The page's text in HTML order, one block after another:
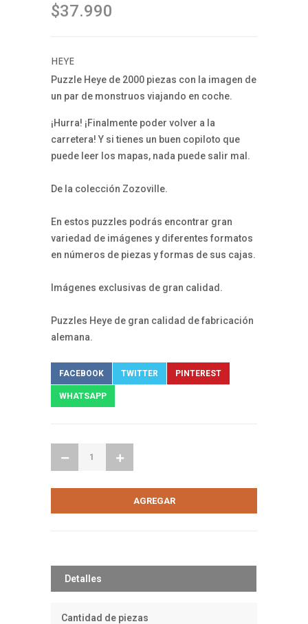
$37.990
HEYE
Puzzle Heye de 2000 piezas con la imagen de
un par de monstruos viajando en coche.
¡Hurra! ¡Finalmente poder volver a la
carretera! Y si tienes un buen copiloto que
puede leer los mapas, nada puede salir mal.
De la colección Zozoville.
En estos puzzles podrás encontrar gran
variedad de imágenes y diferentes formatos
en números de piezas y formas de sus cajas.
Imágenes exclusivas de gran calidad.
Puzzles Heye de gran calidad de fabricación
alemana.
FACEBOOK TWITTER PINTEREST
WHATSAPP
Detalles
Cantidad de piezas